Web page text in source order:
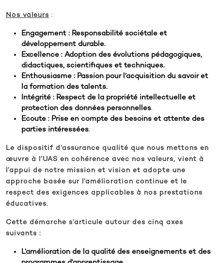
Nos valeurs :
Engagement : Responsabilité sociétale et
développement durable.
Excellence : Adoption des évolutions pédagogiques,
didactiques, scientifiques et techniques.
Enthousiasme : Passion pour l’acquisition du savoir et
la formation des talents.
Intégrité : Respect de la propriété intellectuelle et
protection des données personnelles.
Ecoute : Prise en compte des besoins et attente des
parties intéressées.
Le dispositif d’assurance qualité que nous mettons en
œuvre à l’UAS en cohérence avec nos valeurs, vient à
l’appui de notre mission et vision et adopte une
approche basée sur l’amélioration continue et le
respect des exigences applicables à nos prestations
éducatives.
Cette démarche s’articule autour des cinq axes
suivants :
L’amélioration de la qualité des enseignements et des